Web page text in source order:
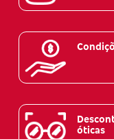
óticas